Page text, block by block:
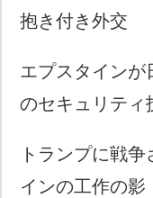
抱き付き外交
エプスタインが
のセキュリティ
トランプに戦
インの工作の影